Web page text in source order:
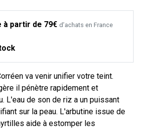
à partir de 79€ d’achats en France
va venir unifier votre teint.
il pénètre rapidement et
L'eau de son de riz a un puissant
sur la peau. L'arbutine issue de
aide à estomper les